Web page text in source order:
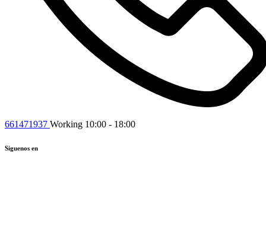
661471937 Working 10:00 - 18:00
Siguenos en